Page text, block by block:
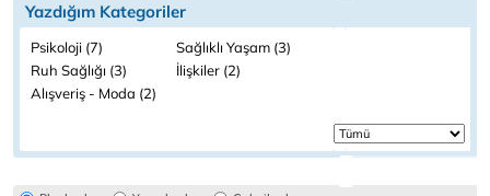
Yazdığım Kategoriler
Psikoloji (7)
Sağlıklı Yaşam (3)
Ruh Sağlığı (3)
İlişkiler (2)
Alışveriş - Moda (2)